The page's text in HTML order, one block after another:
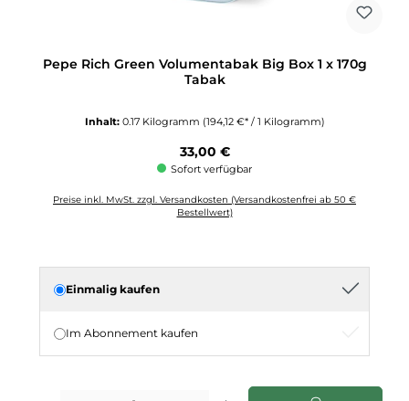
Pepe Rich Green Volumentabak Big Box 1 x 170g
Tabak
Inhalt: 0.17 Kilogramm (194,12 €* / 1 Kilogramm)
Regulärer Preis:
33,00 €
Sofort verfügbar
Preise inkl. MwSt. zzgl. Versandkosten (Versandkostenfrei ab 50 €
Bestellwert)
Einmalig kaufen
Im Abonnement kaufen
Produkt Anzahl: Gib den gewünschten Wert ein oder benutze die Schaltflächen